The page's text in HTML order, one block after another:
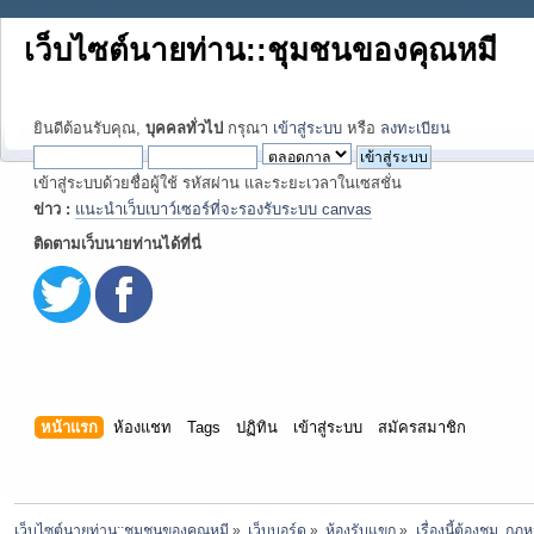
เว็บไซต์นายท่าน::ชุมชนของคุณหมี
ยินดีต้อนรับคุณ, บุคคลทั่วไป กรุณา เข้าสู่ระบบ หรือ ลงทะเบียน
เข้าสู่ระบบด้วยชื่อผู้ใช้ รหัสผ่าน และระยะเวลาในเซสชั่น
ข่าว : แนะนำเว็บเบาว์เซอร์ที่จะรองรับระบบ canvas
ติดตามเว็บนายท่านได้ที่นี่
หน้าแรก ห้องแชท Tags ปฏิทิน เข้าสู่ระบบ สมัครสมาชิก
เว็บไซต์นายท่าน::ชุมชนของคุณหมี » เว็บบอร์ด » ห้องรับแขก » เรื่องนี้ต้องชม  กฏ